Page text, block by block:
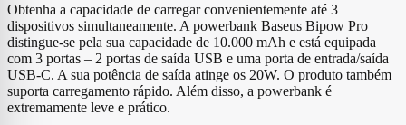
Obtenha a capacidade de carregar convenientemente até 3
dispositivos simultaneamente. A powerbank Baseus Bipow Pro
distingue-se pela sua capacidade de 10.000 mAh e está equipada
com 3 portas – 2 portas de saída USB e uma porta de entrada/saída
USB-C. A sua potência de saída atinge os 20W. O produto também
suporta carregamento rápido. Além disso, a powerbank é
extremamente leve e prático.